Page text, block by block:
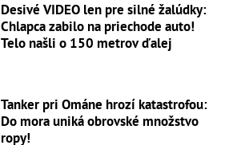
Desivé VIDEO len pre silné žalúdky:
Chlapca zabilo na priechode auto!
Telo našli o 150 metrov ďalej
Tanker pri Ománe hrozí katastrofou:
Do mora uniká obrovské množstvo
ropy!